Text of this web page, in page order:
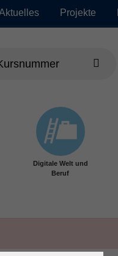
Projekte
Digitale Welt und
Beruf